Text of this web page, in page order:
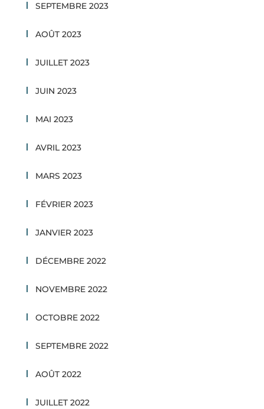
SEPTEMBRE 2023
AOÛT 2023
JUILLET 2023
JUIN 2023
MAI 2023
AVRIL 2023
MARS 2023
FÉVRIER 2023
JANVIER 2023
DÉCEMBRE 2022
NOVEMBRE 2022
OCTOBRE 2022
SEPTEMBRE 2022
AOÛT 2022
JUILLET 2022